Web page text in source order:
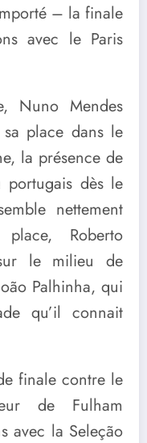
– la finale
avec le Paris
Nuno Mendes
place dans le
la présence de
portugais dès le
nettement
Roberto
le milieu de
Palhinha, qui
qu’il connait
finale contre le
de Fulham
avec la Seleção